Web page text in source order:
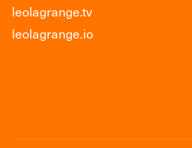
leolagrange.tv
leolagrange.io